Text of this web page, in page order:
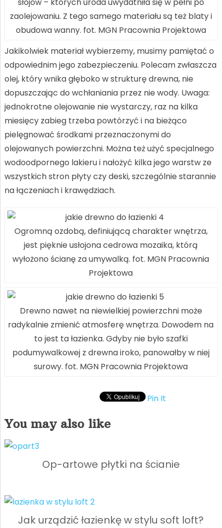
słojów – których uroda uwydatniła się w pełni po
zaolejowaniu. Z tego samego materiału są też blaty i
obudowa wanny. fot. MGN Pracownia Projektowa
Jakikolwiek materiał wybierzemy, musimy pamiętać o
odpowiednim jego zabezpieczeniu. Polecam zwłaszcza
olej, który wnika głęboko w strukturę drewna, nie
dopuszczając do wchłaniania przez nie wody. Uwaga:
jednokrotne olejowanie nie wystarczy, raz na kilka
miesięcy zabieg trzeba powtórzyć i na bieżąco
pielęgnować środkami przeznaczonymi do
olejowanych powierzchni. Można też użyć specjalnego
wodoodpornego lakieru i nałożyć kilka jego warstw ze
wszystkich stron płyty czy deski, szczególnie starannie
na łączeniach i krawędziach.
Ogromną ozdobą, definiującą charakter wnętrza,
jest pięknie usłojona cedrowa mozaika, którą
wyłożono ścianę za umywalką. fot. MGN Pracownia
Projektowa
Drewno nawet na niewielkiej powierzchni może
radykalnie zmienić atmosferę wnętrza. Dowodem na
to jest ta łazienka. Gdyby nie było szafki
podumywalkowej z drewna iroko, panowałby w niej
surowy. fot. MGN Pracownia Projektowa
Pin It
You may also like
Op-artowe płytki na ścianie
Jak urządzić łazienkę w stylu soft loft?